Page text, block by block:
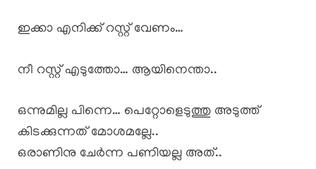
ഇക്കാ എനിക്ക് റസ്റ്റ്‌ വേണം…
നീ റസ്റ്റ്‌ എടുത്തോ… ആയിനെന്താ..
ഒന്നുമില്ല പിന്നെ… പെറ്റോളെടുത്തു അടുത്ത്
കിടക്കുന്നത് മോശമല്ലേ..
ഒരാണിനു ചേർന്ന പണിയല്ല അത്..